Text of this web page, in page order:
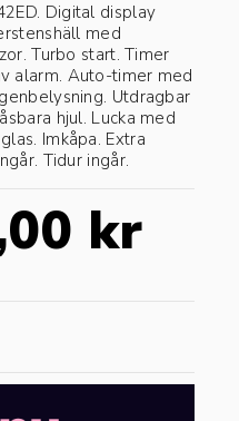
Digital display
med
Turbo start. Timer
alarm. Auto-timer med
Utdragbar
hjul. Lucka med
Imkåpa. Extra
Tidur ingår.
kr